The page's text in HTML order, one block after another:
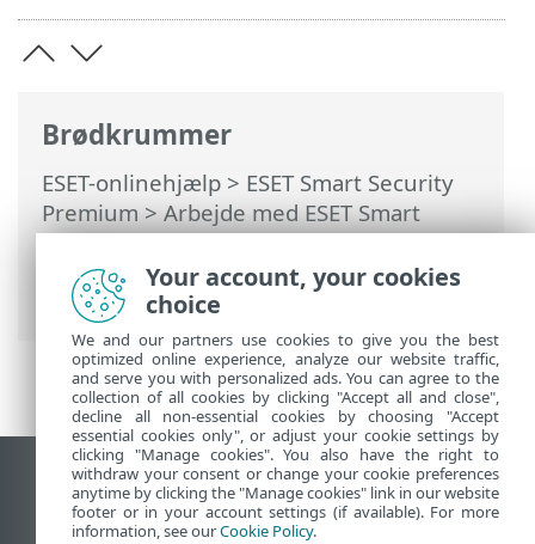
Brødkrummer
ESET-onlinehjælp > ESET Smart Security
Premium>Arbejde med ESET Smart
Security Premium>Værktøjer>
Netværksforbindelser>
Netværksaktivitet
Vis computerwebsted
End of Life
Your account, your cookies
choice
We and our partners use cookies to give you the best
optimized online experience, analyze our website traffic,
and serve you with personalized ads. You can agree to the
collection of all cookies by clicking "Accept all and close",
decline all non-essential cookies by choosing "Accept
essential cookies only", or adjust your cookie settings by
clicking "Manage cookies". You also have the right to
withdraw your consent or change your cookie preferences
anytime by clicking the "Manage cookies" link in our website
footer or in your account settings (if available). For more
information, see ourCookie Policy.